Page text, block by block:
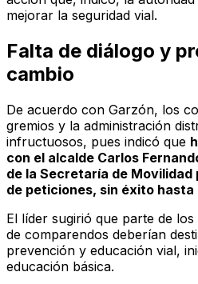
mejorar la seguridad vial.
Falta de diálogo y
cambio
De acuerdo con Garzón, los
gremios y la administración
infructuosos, pues indicó que
con el alcalde Carlos
de la Secretaría de Movilidad
de peticiones, sin éxito hasta
El líder sugirió que parte de
de comparendos deberían
prevención y educación vial,
educación básica.